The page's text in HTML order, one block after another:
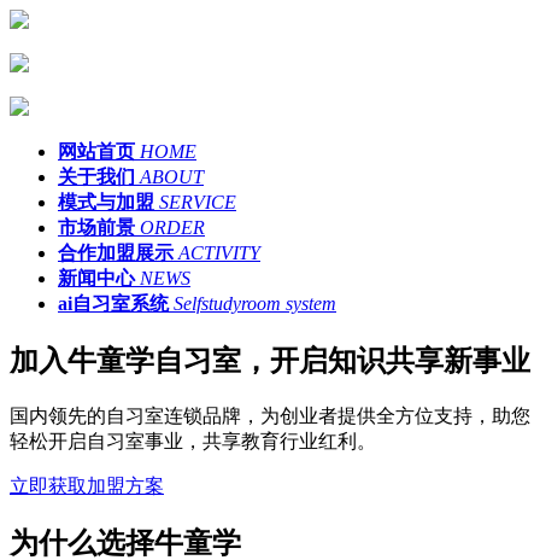
网站首页 HOME
关于我们 ABOUT
模式与加盟 SERVICE
市场前景 ORDER
合作加盟展示 ACTIVITY
新闻中心 NEWS
ai自习室系统 Selfstudyroom system
加入牛童学自习室，开启知识共享新事业
国内领先的自习室连锁品牌，为创业者提供全方位支持，助您
轻松开启自习室事业，共享教育行业红利。
立即获取加盟方案
为什么选择牛童学